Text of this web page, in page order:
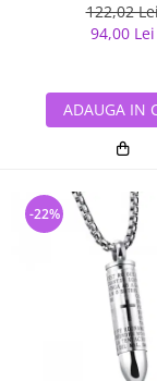
122,02
94,00 Lei
ADAUGA IN
-22%